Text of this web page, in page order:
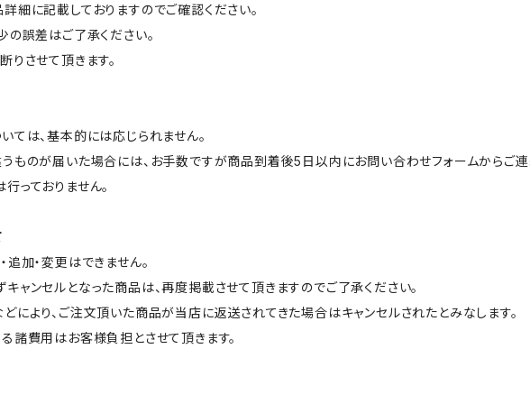
細に記載しておりますのでご確認ください。
の誤差はご了承ください。
りさせて頂きます。
ては、基本的には応じられません。
ものが届いた場合には、お手数ですが商品到着後5日以内にお問い合わせフォームからご連
っておりません。
追加・変更はできません。
ャンセルとなった商品は、再度掲載させて頂きますのでご了承ください。
により、ご注文頂いた商品が当店に返送されてきた場合はキャンセルされたとみなします。
諸費用はお客様負担とさせて頂きます。